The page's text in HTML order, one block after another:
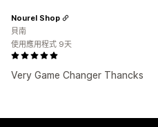
Very Game Changer Thancks
Nourel Shop
貝南
使用應用程式 9天